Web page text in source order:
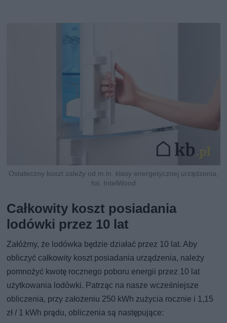
Ostateczny koszt zależy od m.in. klasy energetycznej urządzenia,
fot. IntelWond
Całkowity koszt posiadania
lodówki przez 10 lat
Załóżmy, że lodówka będzie działać przez 10 lat. Aby
obliczyć całkowity koszt posiadania urządzenia, należy
pomnożyć kwotę rocznego poboru energii przez 10 lat
użytkowania lodówki. Patrząc na nasze wcześniejsze
obliczenia, przy założeniu 250 kWh zużycia rocznie i 1,15
zł / 1 kWh prądu, obliczenia są następujące: